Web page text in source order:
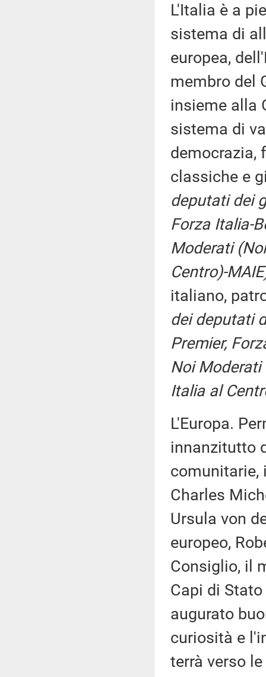
L'Italia è a
sistema di
europea,
membro del
insieme alla
sistema di
democrazia,
classiche e
deputati dei
Forza Italia-
Moderati
Centro)-
italiano,
dei deputati
Premier,
Noi Moderati
Italia al
L'Europa.
innanzitutto
comunitarie,
Charles
Ursula von
europeo,
Consiglio, il
Capi di
augurato
curiosità e
terrà verso